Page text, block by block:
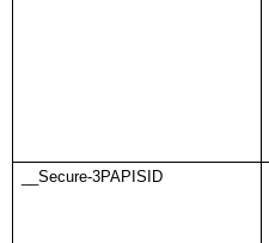
__Secure-3PAPISID